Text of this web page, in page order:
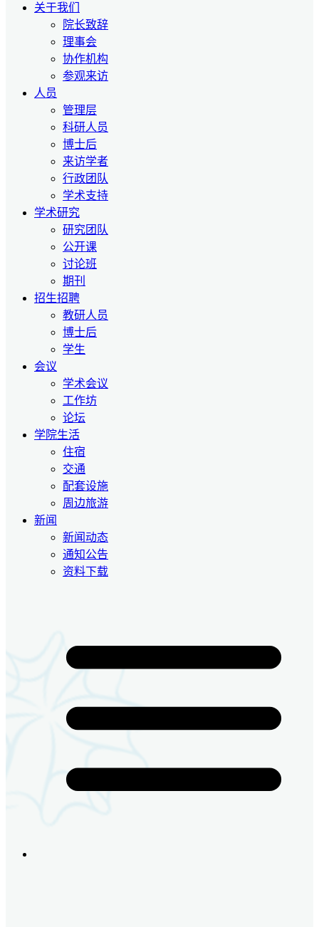
关于我们
院长致辞
理事会
协作机构
参观来访
人员
管理层
科研人员
博士后
来访学者
行政团队
学术支持
学术研究
研究团队
公开课
讨论班
期刊
招生招聘
教研人员
博士后
学生
会议
学术会议
工作坊
论坛
学院生活
住宿
交通
配套设施
周边旅游
新闻
新闻动态
通知公告
资料下载